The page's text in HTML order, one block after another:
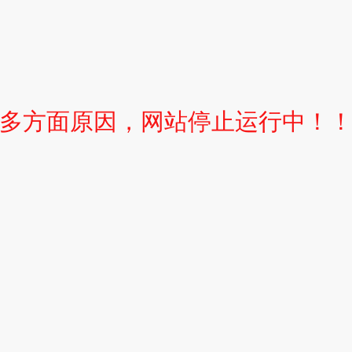
方面原因，网站停止运行中！